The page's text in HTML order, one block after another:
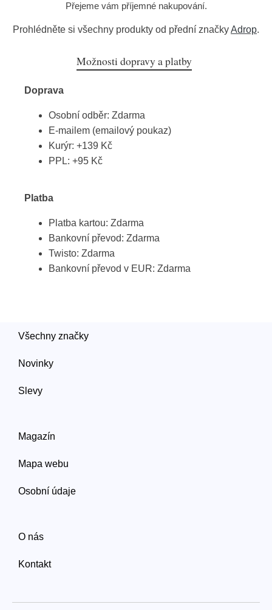
Přejeme vám příjemné nakupování.
Prohlédněte si všechny produkty od přední značkyAdrop.
Možnosti dopravy a platby
Doprava
Osobní odběr: Zdarma
E-mailem (emailový poukaz)
Kurýr: +139 Kč
PPL: +95 Kč
Platba
Platba kartou: Zdarma
Bankovní převod: Zdarma
Twisto: Zdarma
Bankovní převod v EUR: Zdarma
Všechny značky
Novinky
Slevy
Magazín
Mapa webu
Osobní údaje
O nás
Kontakt